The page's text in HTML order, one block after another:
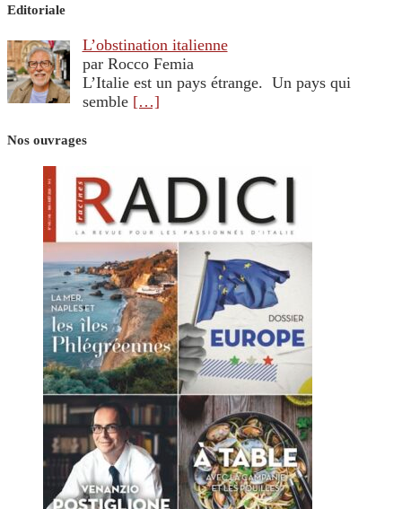
Editoriale
L’obstination italienne
par Rocco Femia
L’Italie est un pays étrange. Un pays qui
semble […]
Nos ouvrages